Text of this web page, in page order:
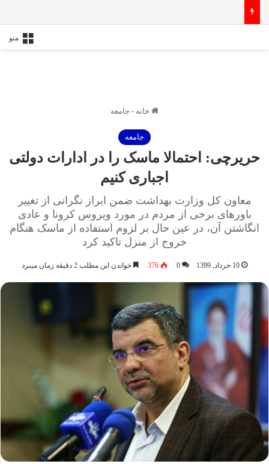
منو
خانه - جامعه
جامعه
حریرچی: احتمالا ماسک را در ادارات دولتی
اجباری کنیم
معاون کل وزارت بهداشت ضمن ابراز نگرانی از تغییر
باورهای برخی از مردم در مورد ویروس کرونا و عادی
انگاشتن آن، در عین حال بر لزوم استفاده از ماسک هنگام
خروج از منزل تاکید کرد
10 خرداد, 1399 0
376 خواندن این مطلب 2 دقیقه زمان میبرد